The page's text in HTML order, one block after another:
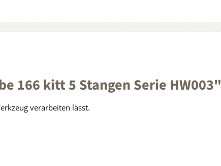
166 kitt 5 Stangen Serie HW003"
verarbeiten lässt.